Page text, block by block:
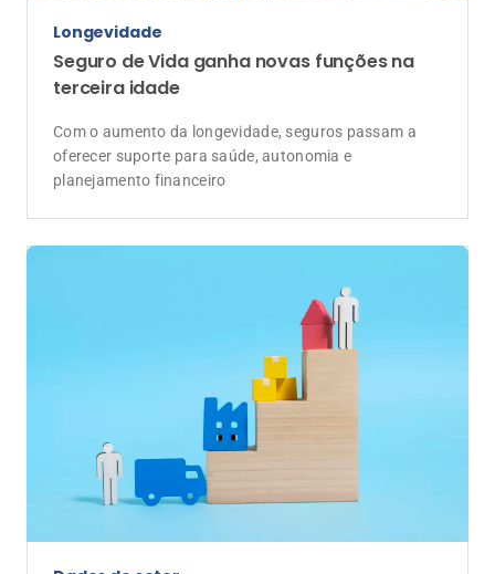
Longevidade
Seguro de Vida ganha novas funções na
terceira idade
Com o aumento da longevidade, seguros passam a
oferecer suporte para saúde, autonomia e
planejamento financeiro